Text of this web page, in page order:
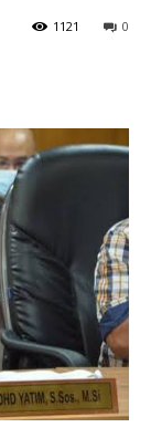
0
1121